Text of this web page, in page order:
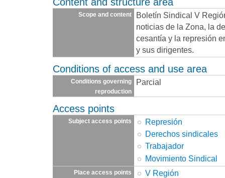
Scope and content
Boletín Sindical V
noticias de la Zona, la
cesantía y la represión
y sus dirigentes.
Conditions of access and use area
Conditions governing
reproduction
Parcial
Access points
Subject access points
Represión
Derechos sindicales
Trabajador
Movimiento Sindical
Place access points V Región